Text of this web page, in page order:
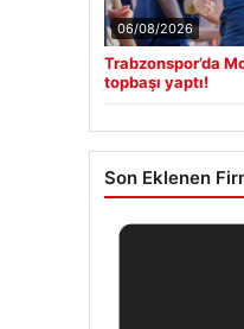
06/08/2026
Trabzonspor’da
topbaşı yaptı!
Son Eklenen